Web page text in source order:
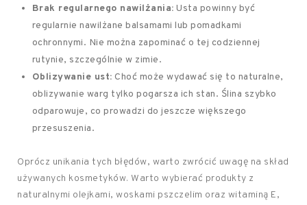
Brak regularnego nawilżania: Usta powinny być
regularnie nawilżane balsamami lub pomadkami
ochronnymi. Nie można zapominać o tej codziennej
rutynie, szczególnie w zimie.
Oblizywanie ust: Choć może wydawać się to naturalne,
oblizywanie warg tylko pogarsza ich stan. Ślina szybko
odparowuje, co prowadzi do jeszcze większego
przesuszenia.
Oprócz unikania tych błędów, warto zwrócić uwagę na skład
używanych kosmetyków. Warto wybierać produkty z
naturalnymi olejkami, woskami pszczelim oraz witaminą E,